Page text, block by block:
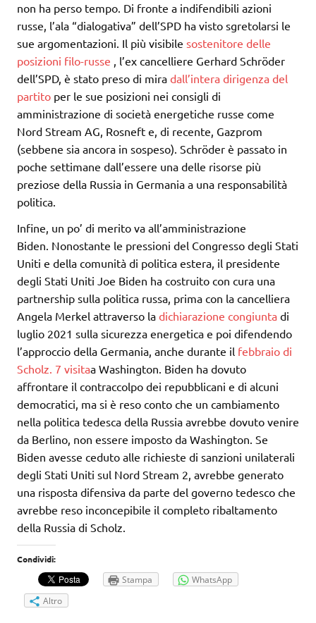
non ha perso tempo. Di fronte a indifendibili azioni
russe, l’ala “dialogativa” dell’SPD ha visto sgretolarsi le
sue argomentazioni. Il più visibile sostenitore delle
posizioni filo-russe , l’ex cancelliere Gerhard Schröder
dell’SPD, è stato preso di mira dall’intera dirigenza del
partito per le sue posizioni nei consigli di
amministrazione di società energetiche russe come
Nord Stream AG, Rosneft e, di recente, Gazprom
(sebbene sia ancora in sospeso). Schröder è passato in
poche settimane dall’essere una delle risorse più
preziose della Russia in Germania a una responsabilità
politica.
Infine, un po’ di merito va all’amministrazione
Biden. Nonostante le pressioni del Congresso degli Stati
Uniti e della comunità di politica estera, il presidente
degli Stati Uniti Joe Biden ha costruito con cura una
partnership sulla politica russa, prima con la cancelliera
Angela Merkel attraverso la dichiarazione congiunta di
luglio 2021 sulla sicurezza energetica e poi difendendo
l’approccio della Germania, anche durante il febbraio di
Scholz. 7 visitaa Washington. Biden ha dovuto
affrontare il contraccolpo dei repubblicani e di alcuni
democratici, ma si è reso conto che un cambiamento
nella politica tedesca della Russia avrebbe dovuto venire
da Berlino, non essere imposto da Washington. Se
Biden avesse ceduto alle richieste di sanzioni unilaterali
degli Stati Uniti sul Nord Stream 2, avrebbe generato
una risposta difensiva da parte del governo tedesco che
avrebbe reso inconcepibile il completo ribaltamento
della Russia di Scholz.
Condividi:
Stampa
WhatsApp
Altro